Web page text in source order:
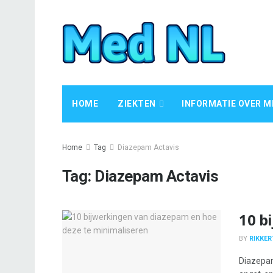
HOME ZIEKTEN INFORMATIE OVER
Home Tag Diazepam Actavis
Tag: Diazepam Actavis
10
BY